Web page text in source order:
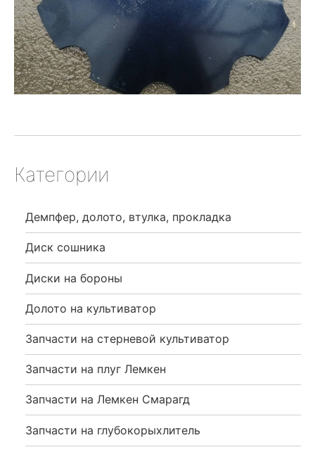
Категории
Демпфер, долото, втулка, прокладка
Диск сошника
Диски на бороны
Долото на культиватор
Запчасти на стерневой культиватор
Запчасти на плуг Лемкен
Запчасти на Лемкен Смарагд
Запчасти на глубокорыхлитель